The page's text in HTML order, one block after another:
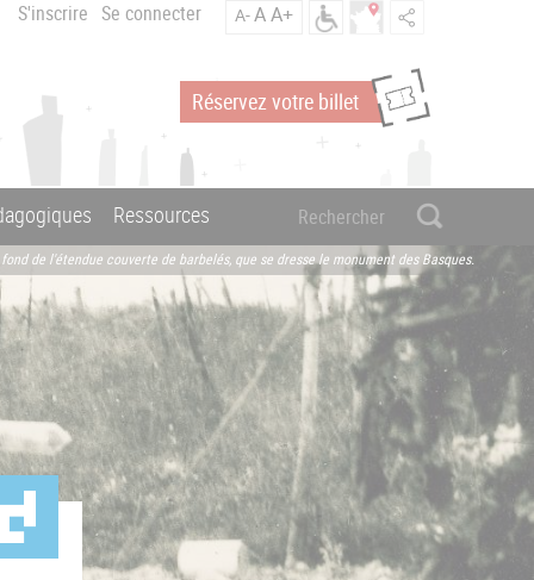
S'inscrire Se connecter A-AA+
Réservez votre billet
Ressources
de l'étendue couverte de barbelés, que se dresse le monument des Basques.